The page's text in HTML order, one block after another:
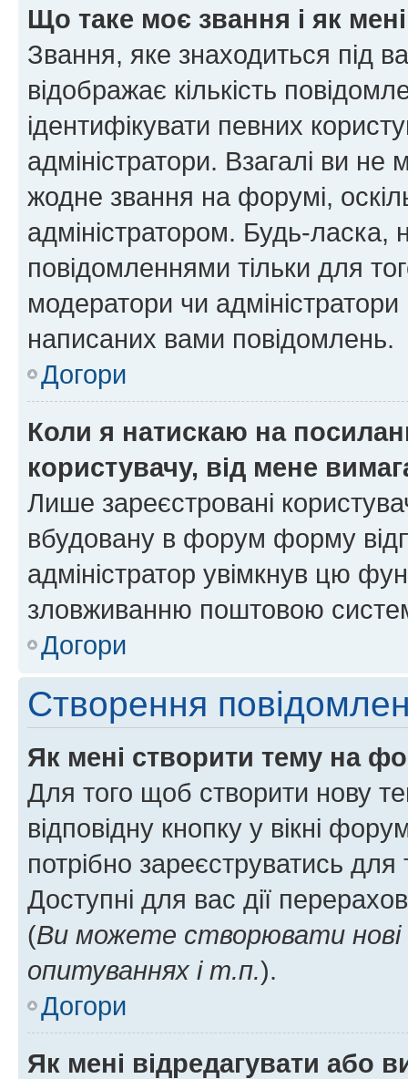
Що таке моє звання і як
Звання, яке знаходиться під
відображає кількість
ідентифікувати певних
адміністратори. Взагалі ви
жодне звання на форумі,
адміністратором. Будь-
повідомленнями тільки для
модератори чи
написаних вами повідомлень.
Догори
Коли я натискаю на
користувачу, від мене
Лише зареєстровані
вбудовану в форум форму
адміністратор увімкнув цю
зловживанню поштовою
Догори
Створення
Як мені створити тему на
Для того щоб створити нову
відповідну кнопку у вікні
потрібно зареєструватись
Доступні для вас дії
(Ви можете створювати
опитуваннях і т.п.).
Догори
Як мені відредагувати або